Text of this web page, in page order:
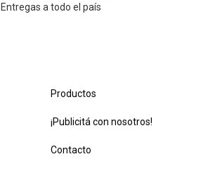
Entregas a todo el país
Productos
¡Publicitá con nosotros!
Contacto